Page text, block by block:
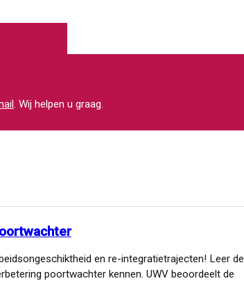
. Wij helpen u graag.
en re-integratietrajecten! Leer de
poortwachter kennen. UWV beoordeelt de